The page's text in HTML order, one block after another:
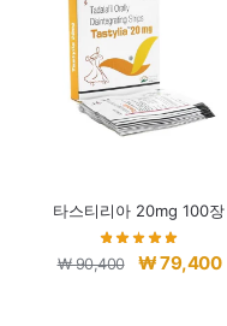
타스티리아 20mg 100장
₩90,400
원
₩79,400현